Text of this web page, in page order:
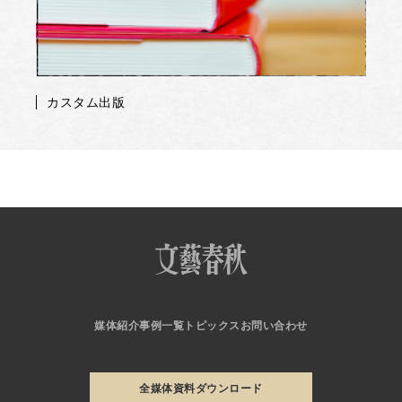
カスタム出版
媒体紹介事例一覧 トピックス お問い合わせ
全媒体資料ダウンロード